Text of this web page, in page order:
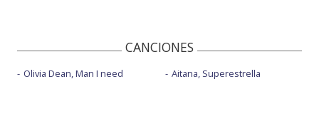
CANCIONES
Olivia Dean, Man I need Aitana, Superestrella